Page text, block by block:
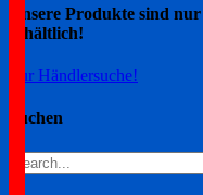
Unsere Produkte sind
erhältlich!
Zur Händlersuche!
Suchen
Search
for: